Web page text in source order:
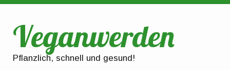
Veganwerden
Pflanzlich, schnell und gesund!